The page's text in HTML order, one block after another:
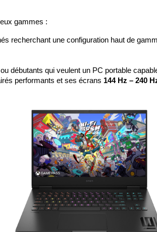
gammes :
recherchant une configuration haut de
débutants qui veulent un PC portable
performants et ses écrans 144 Hz – 240